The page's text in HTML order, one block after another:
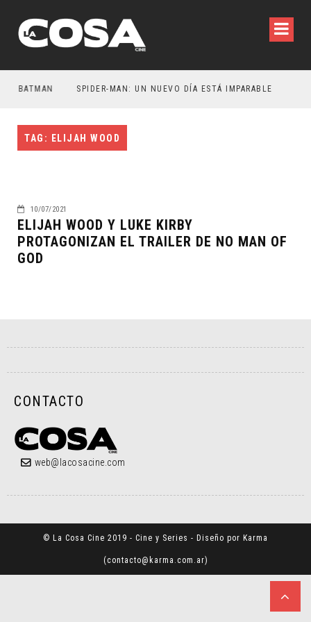
BATMAN SPIDER-MAN: UN NUEVO DÍA ESTÁ IMPARABLE
TAG: ELIJAH WOOD
10/07/2021
ELIJAH WOOD Y LUKE KIRBY
PROTAGONIZAN EL TRAILER DE NO MAN OF
GOD
CONTACTO
web@lacosacine.com
© La Cosa Cine 2019 - Cine y Series - Diseño por Karma
(contacto@karma.com.ar)